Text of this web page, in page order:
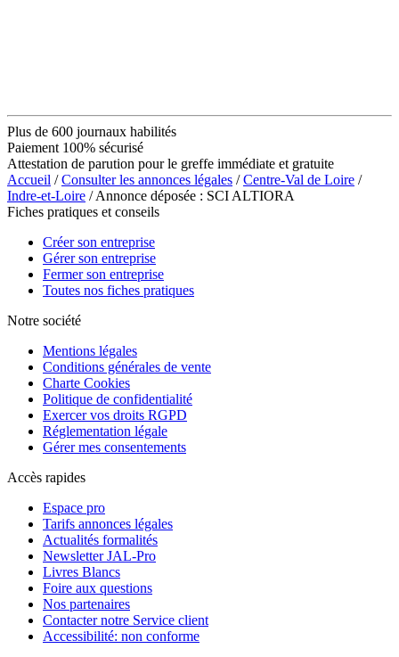
Plus de 600 journaux habilités
Paiement 100% sécurisé
Attestation de parution pour le greffe immédiate et gratuite
Accueil /Consulter les annonces légales /Centre-Val de Loire /
Indre-et-Loire / Annonce déposée : SCI ALTIORA
Fiches pratiques et conseils
Créer son entreprise
Gérer son entreprise
Fermer son entreprise
Toutes nos fiches pratiques
Notre société
Mentions légales
Conditions générales de vente
Charte Cookies
Politique de confidentialité
Exercer vos droits RGPD
Réglementation légale
Gérer mes consentements
Accès rapides
Espace pro
Tarifs annonces légales
Actualités formalités
Newsletter JAL-Pro
Livres Blancs
Foire aux questions
Nos partenaires
Contacter notre Service client
Accessibilité: non conforme